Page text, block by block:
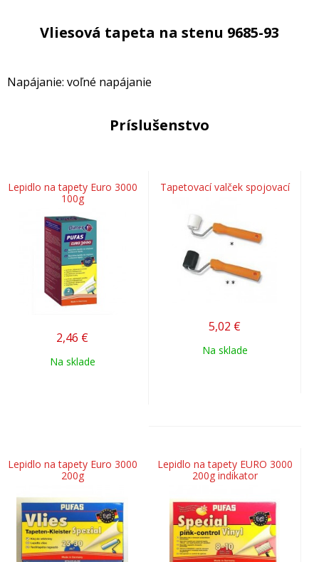
Vliesová tapeta na stenu 9685-93
Napájanie: voľné napájanie
Príslušenstvo
Lepidlo na tapety Euro 3000
100g
2,46 €
Na sklade
Tapetovací valček spojovací
5,02 €
Na sklade
Lepidlo na tapety Euro 3000
200g
Lepidlo na tapety EURO 3000
200g indikator